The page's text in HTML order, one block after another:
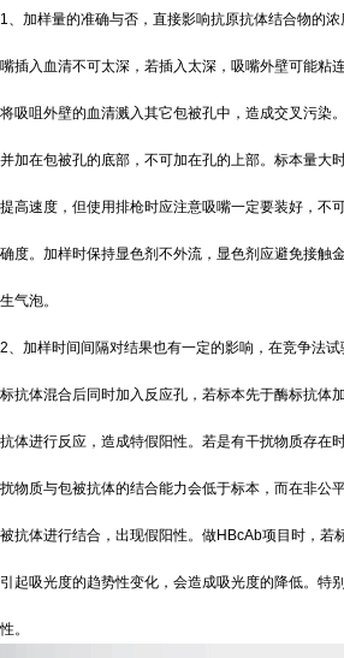
1、加样量的准确与否，直接影响抗原抗体结合物的
嘴插入血清不可太深，若插入太深，吸嘴外壁可能粘
将吸咀外壁的血清溅入其它包被孔中，造成交叉污染
并加在包被孔的底部，不可加在孔的上部。标本量大
提高速度，但使用排枪时应注意吸嘴一定要装好，不
确度。加样时保持显色剂不外流，显色剂应避免接触
生气泡。
2、加样时间间隔对结果也有一定的影响，在竞争法
标抗体混合后同时加入反应孔，若标本先于酶标抗体
抗体进行反应，造成特假阳性。若是有干扰物质存在
扰物质与包被抗体的结合能力会低于标本，而在非公
被抗体进行结合，出现假阳性。做HBcAb项目时，若
引起吸光度的趋势性变化，会造成吸光度的降低。特
性。